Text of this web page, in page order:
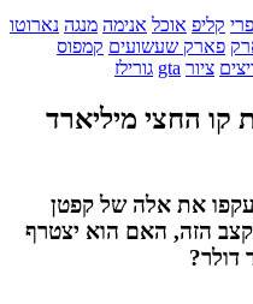
קליפ אוכל אנימה מנגה נארוטו
פארק שעשועים קמפוס
ציור gta גורילז
2 חצה את קו החצי מיליארד
ההכנסות של שומרי הגלקסיה 2 עקפו את אלה של קפטן
הזה, האם הוא יצטרף
דולר?